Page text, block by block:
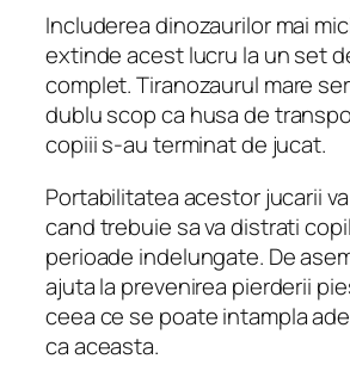
Includerea dinozaurilor mai
extinde acest lucru la un set
complet. Tiranozaurul mare
dublu scop ca husa de
copiii s-au terminat de jucat.
Portabilitatea acestor jucarii
cand trebuie sa va distrati
perioade indelungate. De
ajuta la prevenirea pierderii
ceea ce se poate intampla
ca aceasta.